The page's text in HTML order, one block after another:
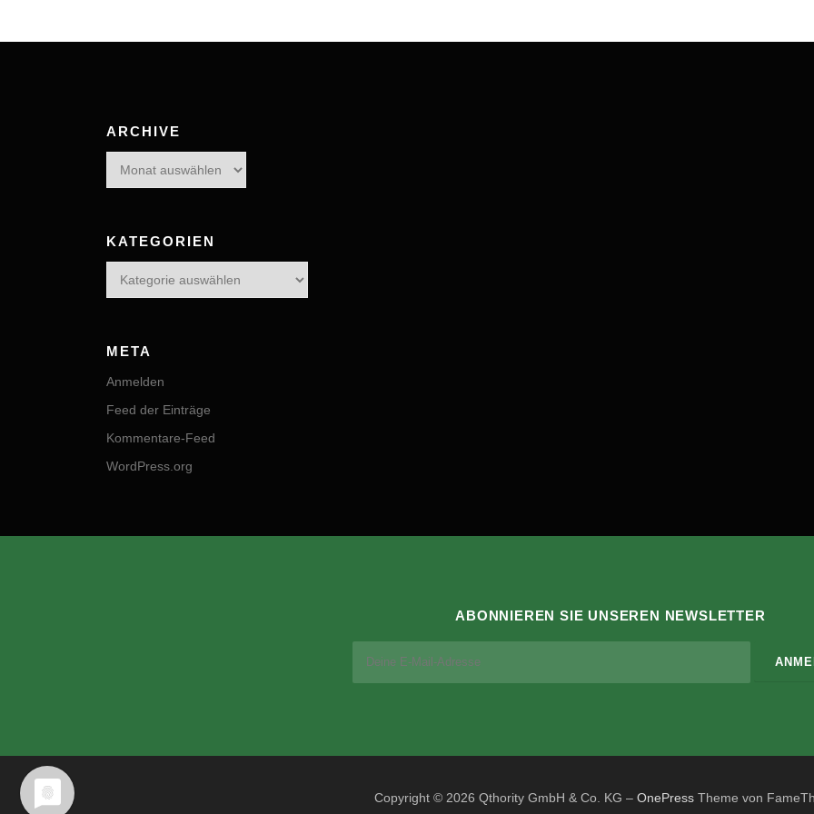
ARCHIVE
KATEGORIEN
META
Anmelden
Feed der Einträge
Kommentare-Feed
WordPress.org
ABONNIEREN SIE UNSEREN NEWSLETTER
Copyright © 2026 Qthority GmbH & Co. KG – OnePressTheme von